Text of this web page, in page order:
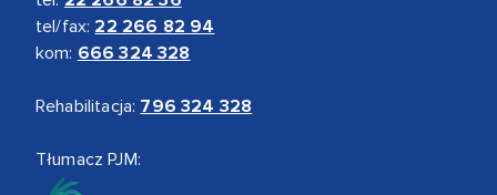
tel/fax: 22 266 82 94
kom: 666 324 328
Rehabilitacja: 796 324 328
Tłumacz PJM: